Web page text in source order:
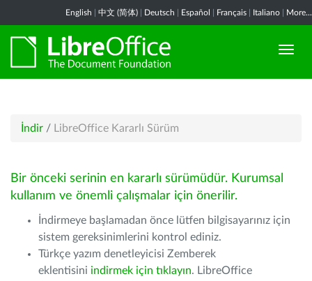
English 中文 (简体) Deutsch Español Français Italiano More...
İndir / LibreOffice Kararlı Sürüm
Bir önceki serinin en kararlı sürümüdür. Kurumsal
kullanım ve önemli çalışmalar için önerilir.
İndirmeye başlamadan önce lütfen bilgisayarınız için
sistem gereksinimlerini kontrol ediniz.
Türkçe yazım denetleyicisi Zemberek
eklentisini indirmek için tıklayın. LibreOffice